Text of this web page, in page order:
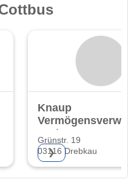
Knaup
GmbH
Grünstr. 19
03116 Drebkau
❯